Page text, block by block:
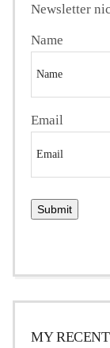
Newsletter
Name
Email
MY